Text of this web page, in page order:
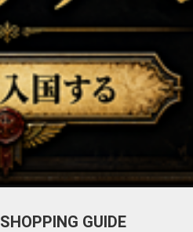
SHOPPING GUIDE